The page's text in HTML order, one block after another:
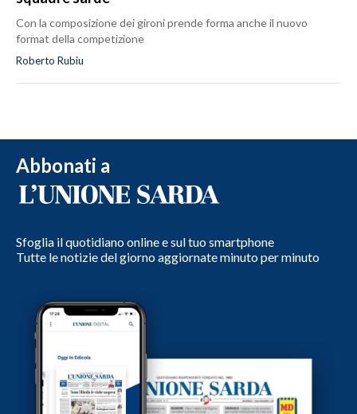
Con la composizione dei gironi prende forma anche il nuovo
format della competizione
Roberto Rubiu
Abbonati a
Sfoglia il quotidiano online e sul tuo smartphone
Tutte le notizie del giorno aggiornate minuto per minuto